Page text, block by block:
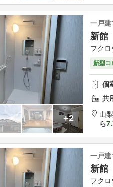
+2
一戸建
新
フク
新型コ
個
共
山
ら
一戸建
新
フク